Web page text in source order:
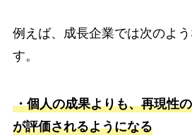
例えば、成長企業では次のよ
す。
・個人の成果よりも、再現性
が評価されるようになる